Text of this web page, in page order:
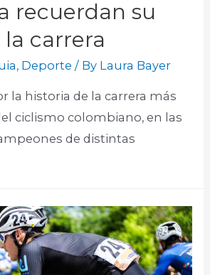
recuerdan su
carrera
, Deporte / By Laura Bayer
la historia de la carrera más
ciclismo colombiano, en las
de distintas